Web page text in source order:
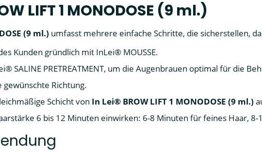
LIFT 1 MONODOSE (9 ml.)
(9 ml.) umfasst mehrere einfache Schritte, die sicherstellen,
Kunden gründlich mit InLei® MOUSSE.
SALINE PRETREATMENT, um die Augenbrauen optimal für die
gewünschte Richtung.
Schicht von In Lei® BROW LIFT 1 MONODOSE (9 ml.)
6 bis 12 Minuten einwirken: 6-8 Minuten für feines Haar,